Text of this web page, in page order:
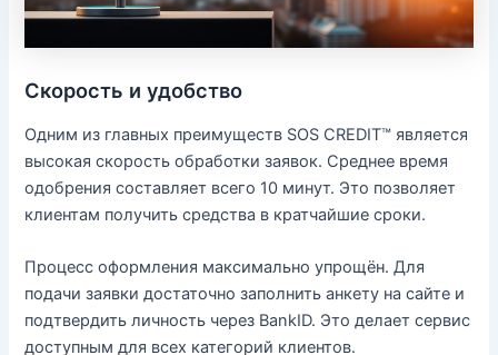
Скорость и удобство
Одним из главных преимуществ SOS CREDIT™ является
высокая скорость обработки заявок. Среднее время
одобрения составляет всего 10 минут. Это позволяет
клиентам получить средства в кратчайшие сроки.
Процесс оформления максимально упрощён. Для
подачи заявки достаточно заполнить анкету на сайте и
подтвердить личность через BankID. Это делает сервис
доступным для всех категорий клиентов.